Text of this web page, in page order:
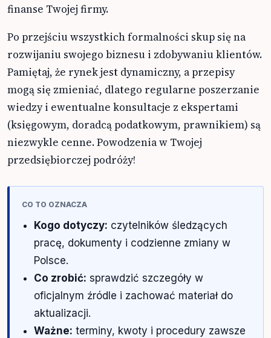
finanse Twojej firmy.
Po przejściu wszystkich formalności skup się na
rozwijaniu swojego biznesu i zdobywaniu klientów.
Pamiętaj, że rynek jest dynamiczny, a przepisy
mogą się zmieniać, dlatego regularne poszerzanie
wiedzy i ewentualne konsultacje z ekspertami
(księgowym, doradcą podatkowym, prawnikiem) są
niezwykle cenne. Powodzenia w Twojej
przedsiębiorczej podróży!
CO TO OZNACZA
Kogo dotyczy: czytelników śledzących
pracę, dokumenty i codzienne zmiany w
Polsce.
Co zrobić: sprawdzić szczegóły w
oficjalnym źródle i zachować materiał do
aktualizacji.
Ważne: terminy, kwoty i procedury zawsze